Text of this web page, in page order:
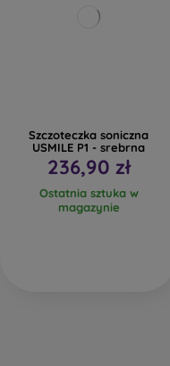
Szczoteczka soniczna
USMILE P1 - srebrna
236,90 zł
Ostatnia sztuka w
magazynie